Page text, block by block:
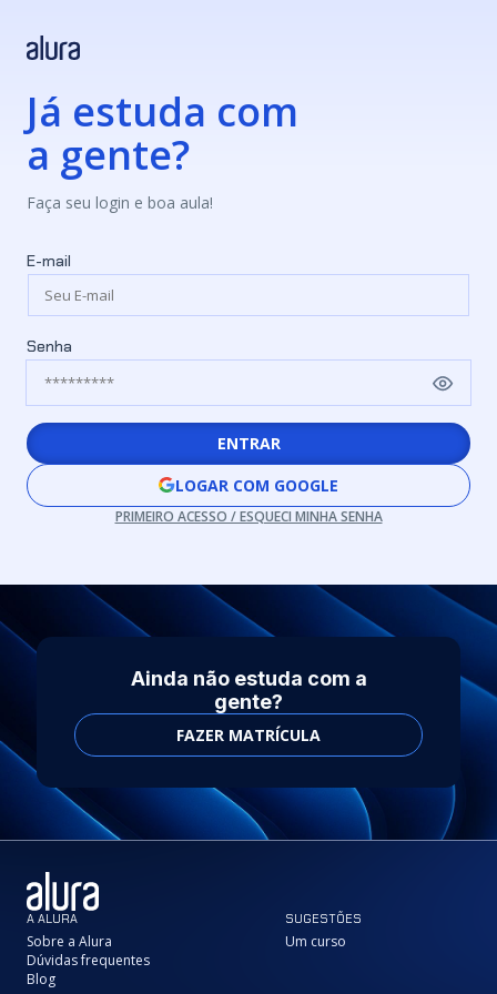
Já estuda com
a gente?
Faça seu login e boa aula!
E-mail
Senha
ENTRAR
LOGAR COM GOOGLE
PRIMEIRO ACESSO / ESQUECI MINHA SENHA
Ainda não estuda com a
gente?
FAZER MATRÍCULA
A ALURA
Sobre a Alura
Dúvidas frequentes
Blog
SUGESTÕES
Um curso